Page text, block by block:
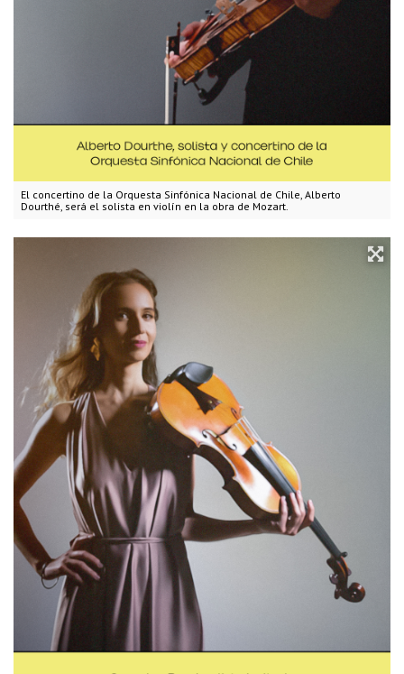
El concertino de la Orquesta Sinfónica Nacional de Chile, Alberto
Dourthé, será el solista en violín en la obra de Mozart.